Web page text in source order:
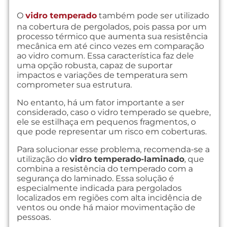
O vidro temperado também pode ser utilizado
na cobertura de pergolados, pois passa por um
processo térmico que aumenta sua resistência
mecânica em até cinco vezes em comparação
ao vidro comum. Essa característica faz dele
uma opção robusta, capaz de suportar
impactos e variações de temperatura sem
comprometer sua estrutura.
No entanto, há um fator importante a ser
considerado, caso o vidro temperado se quebre,
ele se estilhaça em pequenos fragmentos, o
que pode representar um risco em coberturas.
Para solucionar esse problema, recomenda-se a
utilização do vidro temperado-laminado, que
combina a resistência do temperado com a
segurança do laminado. Essa solução é
especialmente indicada para pergolados
localizados em regiões com alta incidência de
ventos ou onde há maior movimentação de
pessoas.